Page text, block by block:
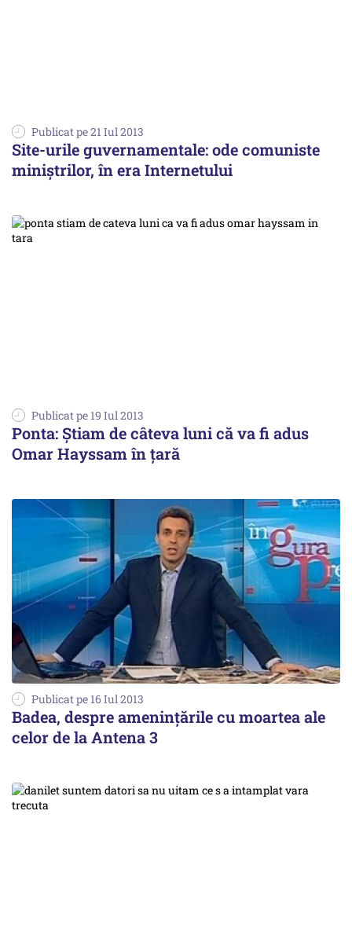
Publicat pe 21 Iul 2013
Site-urile guvernamentale: ode comuniste
miniștrilor, în era Internetului
Publicat pe 19 Iul 2013
Ponta: Știam de câteva luni că va fi adus
Omar Hayssam în țară
Publicat pe 16 Iul 2013
Badea, despre amenințările cu moartea ale
celor de la Antena 3